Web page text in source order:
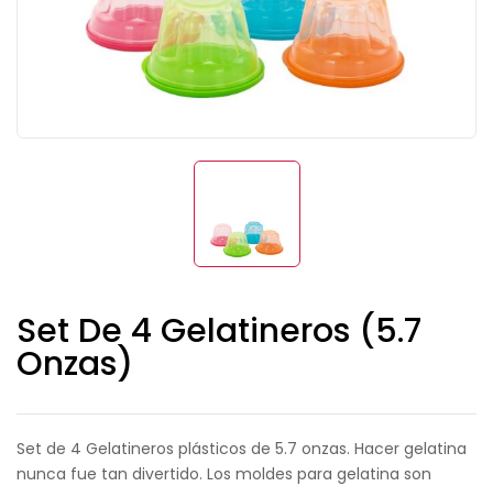
Set De 4 Gelatineros (5.7
Onzas)
Set de 4 Gelatineros plásticos de 5.7 onzas. Hacer gelatina
nunca fue tan divertido. Los moldes para gelatina son